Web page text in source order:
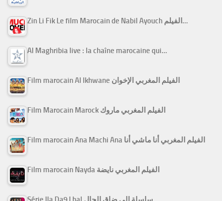
Zin Li Fik Le film Marocain de Nabil Ayouch الفيلم…
Al Maghribia live : la chaîne marocaine qui…
Film marocain Al Ikhwane الفيلم المغربي الإخوان
Film Marocain Marock الفيلم المغربي ماروك
Film marocain Ana Machi Ana الفيلم المغربي أنا ماشي أنا
Film marocain Nayda الفيلم المغربي نايضة